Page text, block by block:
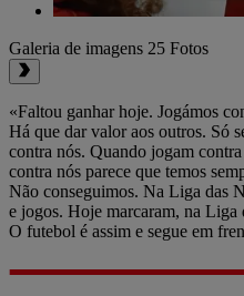
Galeria de imagens 25 Fotos
«Faltou ganhar hoje. Jogámos
Há que dar valor aos outros. Só
contra nós. Quando jogam
contra nós parece que temos
Não conseguimos. Na Liga das
e jogos. Hoje marcaram, na Liga
O futebol é assim e segue em